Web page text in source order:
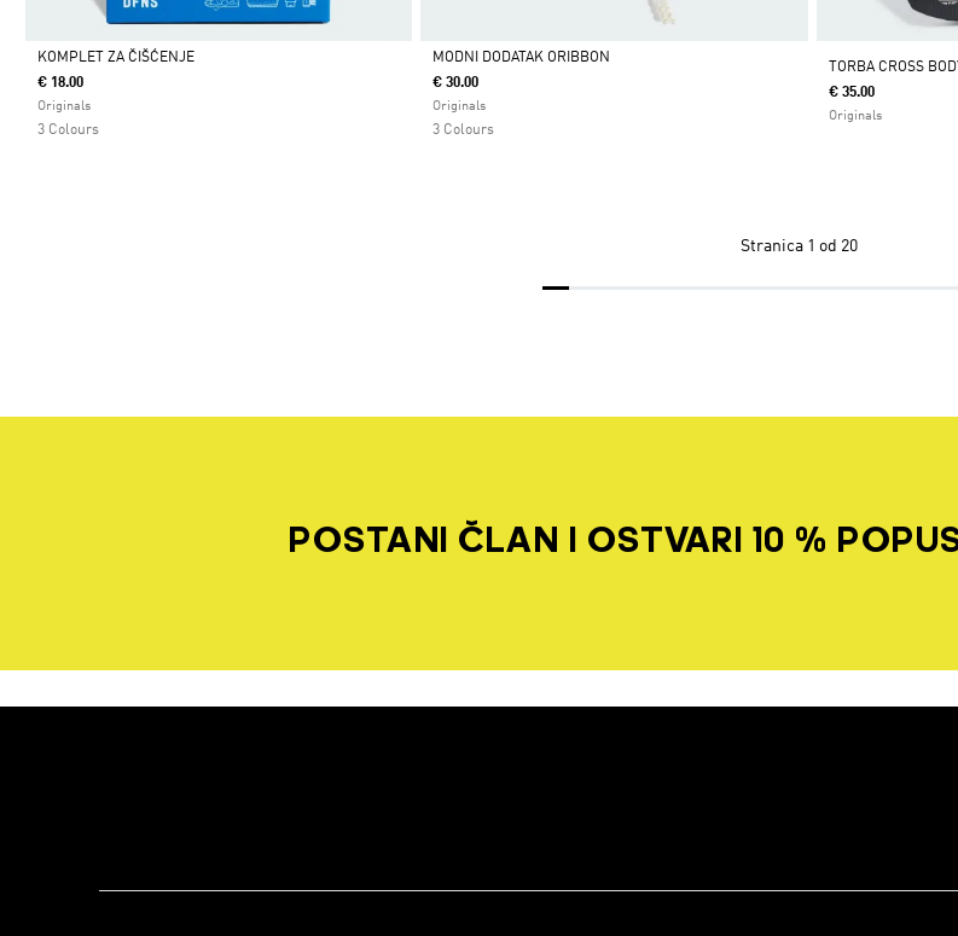
Da
KOMPLET ZA ČIŠĆENJE
€ 18.00
Originals
3 Colours
Da
MODNI DODATAK ORIBBON
€ 30.00
Originals
3 Colours
TORBA CROSS
€ 35.00
Originals
Stranica 1 od 20
POSTANI ČLAN I OSTVARI 10 %